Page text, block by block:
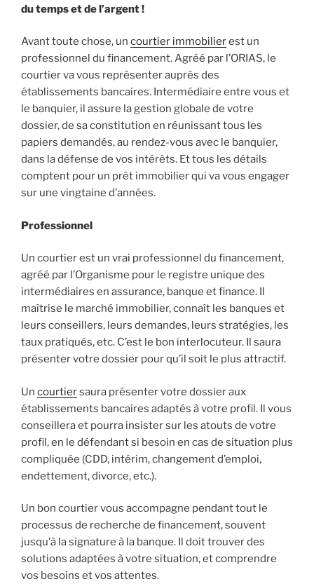
du temps et de l’argent !
Avant toute chose, un courtier immobilierest un
professionnel du financement. Agréé par l’ORIAS, le
courtier va vous représenter auprès des
établissements bancaires. Intermédiaire entre vous et
le banquier, il assure la gestion globale de votre
dossier, de sa constitution en réunissant tous les
papiers demandés, au rendez-vous avec le banquier,
dans la défense de vos intérêts. Et tous les détails
comptent pour un prêt immobilier qui va vous engager
sur une vingtaine d’années.
Professionnel
Un courtier est un vrai professionnel du financement,
agréé par l’Organisme pour le registre unique des
intermédiaires en assurance, banque et finance. Il
maîtrise le marché immobilier, connaît les banques et
leurs conseillers, leurs demandes, leurs stratégies, les
taux pratiqués, etc. C’est le bon interlocuteur. Il saura
présenter votre dossier pour qu’il soit le plus attractif.
Un courtiersaura présenter votre dossier aux
établissements bancaires adaptés à votre profil. Il vous
conseillera et pourra insister sur les atouts de votre
profil, en le défendant si besoin en cas de situation plus
compliquée (CDD, intérim, changement d’emploi,
endettement, divorce, etc.).
Un bon courtier vous accompagne pendant tout le
processus de recherche de financement, souvent
jusqu’à la signature à la banque. Il doit trouver des
solutions adaptées à votre situation, et comprendre
vos besoins et vos attentes.